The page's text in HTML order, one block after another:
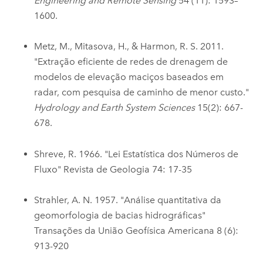
1600.
Metz, M., Mitasova, H., & Harmon, R. S. 2011.
"Extração eficiente de redes de drenagem de
modelos de elevação maciços baseados em
radar, com pesquisa de caminho de menor custo."
Hydrology and Earth System Sciences15(2): 667-
678.
Shreve, R. 1966. "Lei Estatística dos Números de
Fluxo" Revista de Geologia 74: 17-35
Strahler, A. N. 1957. "Análise quantitativa da
geomorfologia de bacias hidrográficas"
Transações da União Geofísica Americana 8 (6):
913-920